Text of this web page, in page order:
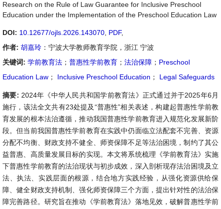
Research on the Rule of Law Guarantee for Inclusive Preschool
Education under the Implementation of the Preschool Education Law
DOI: 10.12677/ojls.2026.143070 PDF,
作者: 胡嘉玲 ：宁波大学教师教育学院，浙江 宁波
关键词: 学前教育法 ； 普惠性学前教育 ； 法治保障 ； Preschool
Education Law ； Inclusive Preschool Education ； Legal Safeguards
摘要: 2024年《中华人民共和国学前教育法》正式通过并于2025年6月
施行，该法全文共有23处提及“普惠性”相关表述，构建起普惠性学前教
育发展的根本法治遵循，推动我国普惠性学前教育进入规范化发展新阶
段。但当前我国普惠性学前教育在实践中仍面临立法配套不完善、资源
分配不均衡、财政支持不健全、师资保障不足等法治困境，制约了其公
益普惠、高质量发展目标的实现。本文将系统梳理《学前教育法》实施
下普惠性学前教育的法治现状与初步成效，深入剖析现存法治困境及立
法、执法、实践层面的根源，结合地方实践经验，从强化资源供给保
障、健全财政支持机制、强化师资保障三个方面，提出针对性的法治保
障完善路径。研究旨在推动《学前教育法》落地见效，破解普惠性学前